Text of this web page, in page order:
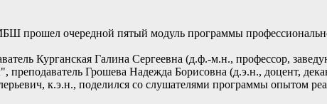
прошел очередной пятый модуль программы
Курганская Галина Сергеевна (д.ф.-м.н., профессор,
преподаватель Грошева Надежда Борисовна (д.э.н., доцент,
к.э.н., поделился со слушателями программы опытом